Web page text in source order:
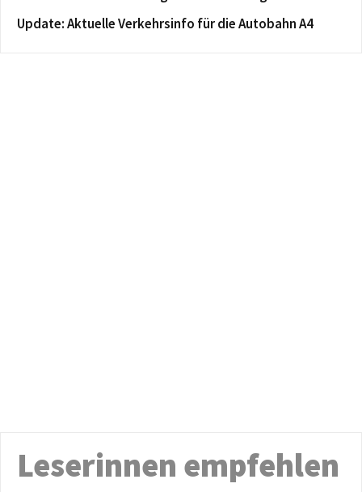
Update: Aktuelle Verkehrsinfo für die Autobahn A4
Leserinnen empfehlen